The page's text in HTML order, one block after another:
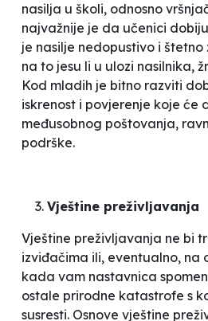
nasilja u školi, odnosno
najvažnije je da učenici
je nasilje nedopustivo i štetno
na to jesu li u ulozi nasilnika,
Kod mladih je bitno razviti
iskrenost i povjerenje koje će
međusobnog poštovanja,
podrške.
Vještine preživljavanja
Vještine preživljavanja ne bi
izviđačima ili, eventualno, na
kada vam nastavnica
ostale prirodne katastrofe s
susresti. Osnove vještine